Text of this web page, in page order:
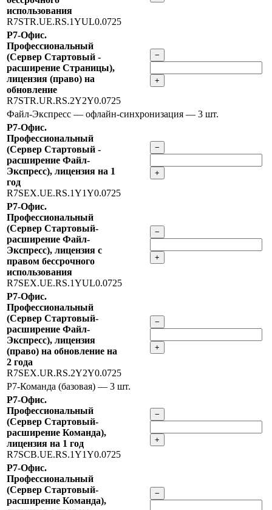
использования
R7STR.UE.RS.1YUL0.0725
Р7-Офис.
Профессиональный
(Сервер Стартовый -
расширение Страницы),
лицензия (право) на
обновление
R7STR.UR.RS.2Y2Y0.0725
−
+
Файл-Экспресс — офлайн-синхронизация — 3 шт.
Р7-Офис.
Профессиональный
(Сервер Стартовый -
расширение Файл-
Экспресс), лицензия на 1
год
R7SEX.UE.RS.1Y1Y0.0725
−
+
Р7-Офис.
Профессиональный
(Сервер Стартовый-
расширение Файл-
Экспресс), лицензия с
правом бессрочного
использования
R7SEX.UE.RS.1YUL0.0725
−
+
Р7-Офис.
Профессиональный
(Сервер Стартовый-
расширение Файл-
Экспресс), лицензия
(право) на обновление на
2 года
R7SEX.UR.RS.2Y2Y0.0725
−
+
Р7-Команда (базовая) — 3 шт.
Р7-Офис.
Профессиональный
(Сервер Стартовый-
расширение Команда),
лицензия на 1 год
R7SCB.UE.RS.1Y1Y0.0725
−
+
Р7-Офис.
Профессиональный
(Сервер Стартовый-
расширение Команда),
−